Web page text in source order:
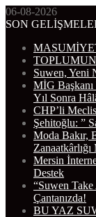
06-08-2026
SON
Suwen, Yeni
MİG Başkanı
Yıl Sonra
CHP’li
Şehitoğlu: ”
Moda Bakır,
Mersin
Destek
“Suwen
Çantanızda!
BU YAZ